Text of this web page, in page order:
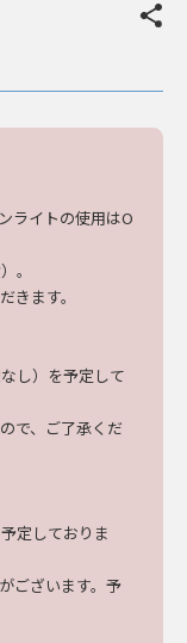
ライトの使用はO
。
きます。
し） を予定して
で、ご了承くだ
定しておりま
ございます。予